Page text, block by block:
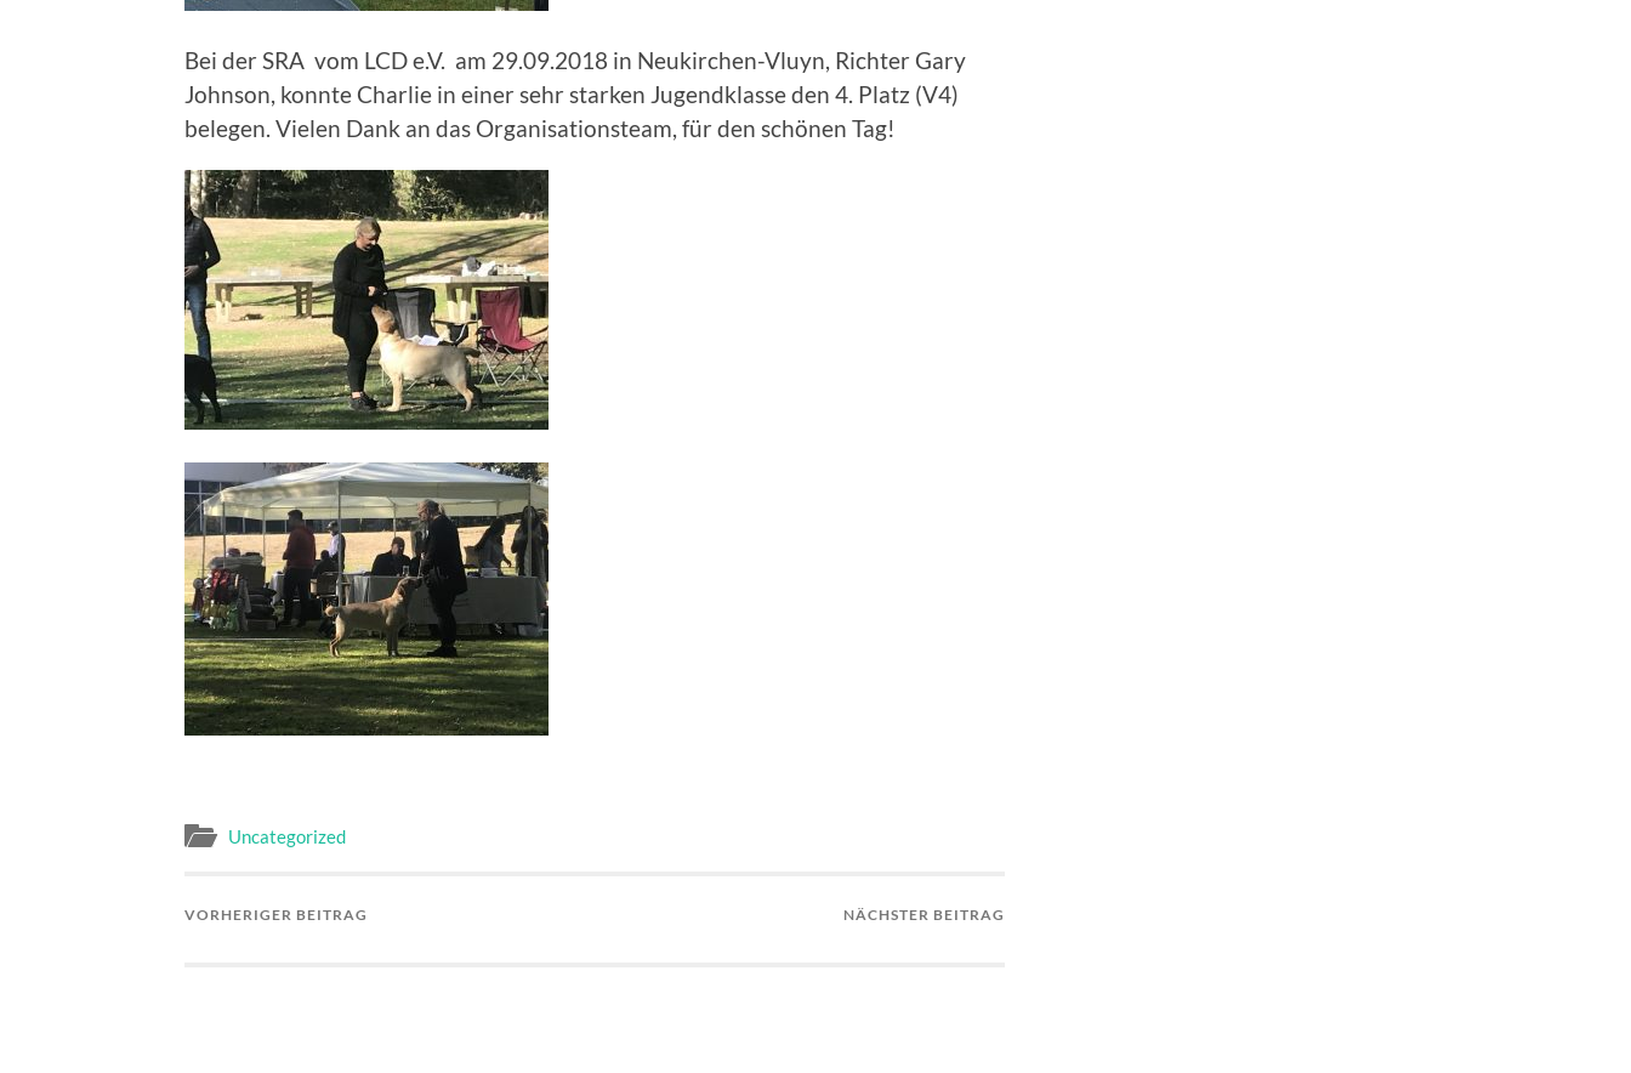
Bei der SRA vom LCD e.V. am 29.09.2018 in Neukirchen-Vluyn, Richter Gary
Johnson, konnte Charlie in einer sehr starken Jugendklasse den 4. Platz (V4)
belegen. Vielen Dank an das Organisationsteam, für den schönen Tag!
Uncategorized
VORHERIGER BEITRAG NÄCHSTER BEITRAG